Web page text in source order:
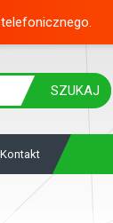
SZUKAJ
Kontakt